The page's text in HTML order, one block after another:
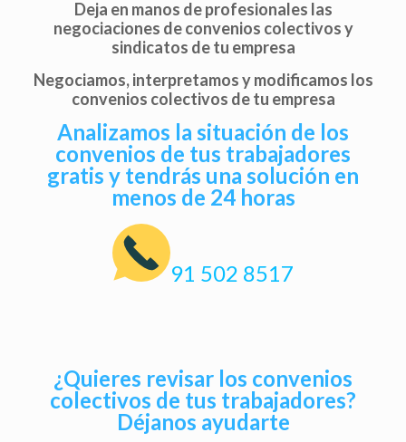
Deja en manos de profesionales las
negociaciones de convenios colectivos y
sindicatos de tu empresa
Negociamos, interpretamos y modificamos los
convenios colectivos de tu empresa
Analizamos la situación de los
convenios de tus trabajadores
gratis y tendrás una solución en
menos de 24 horas
91 502 8517
¿Quieres revisar los convenios
colectivos de tus trabajadores?
Déjanos ayudarte